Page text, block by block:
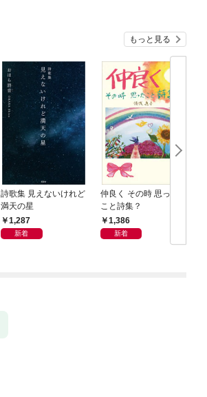
もっと見る
詩歌集 見えないけれど
満天の星
1,287
新着
仲良く その時 思った
こと詩集？
1,386
新着